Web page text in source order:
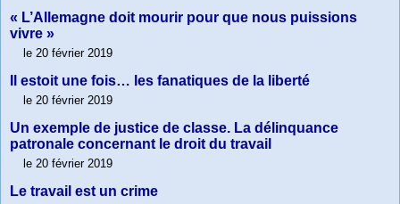
« L’Allemagne doit mourir pour que nous puissions
vivre »
le 20 février 2019
Il estoit une fois… les fanatiques de la liberté
le 20 février 2019
Un exemple de justice de classe. La délinquance
patronale concernant le droit du travail
le 20 février 2019
Le travail est un crime